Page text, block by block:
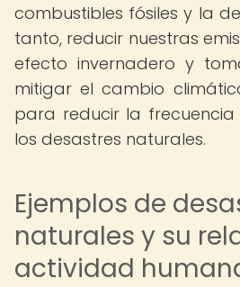
combustibles fósiles y la
tanto, reducir nuestras
efecto invernadero y
mitigar el cambio
para reducir la
los desastres naturales.
Ejemplos de
naturales y su
actividad